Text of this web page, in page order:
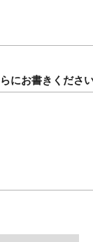
にお書きくださ